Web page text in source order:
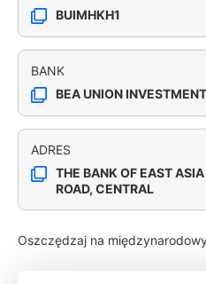
BUIMHKH1
BANK
BEA UNION
ADRES
THE BANK OF EAST
ROAD, CENTRAL
Oszczędzaj na